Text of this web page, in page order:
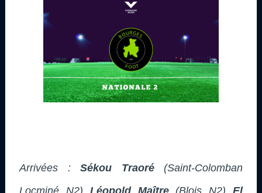
Arrivées : Sékou Traoré(Saint-Colomban
Locminé N2) Léopold Maître(Blois N2)
El